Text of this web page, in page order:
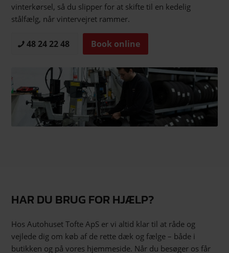
vinterkørsel, så du slipper for at skifte til en kedelig
stålfælg, når vintervejret rammer.
48 24 22 48 Book online
HAR DU BRUG FOR HJÆLP?
Hos Autohuset Tofte ApS er vi altid klar til at råde og
vejlede dig om køb af de rette dæk og fælge – både i
butikken og på vores hjemmeside. Når du besøger os får